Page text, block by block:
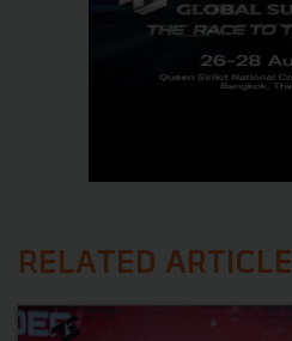
RELATED ARTICLE